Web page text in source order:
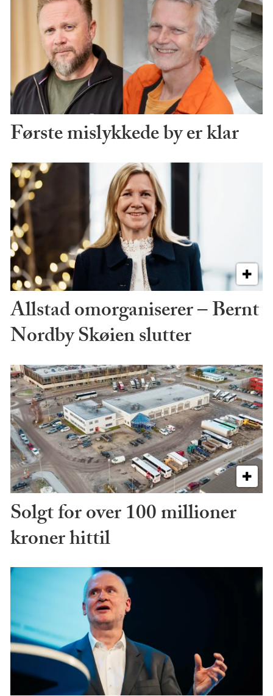
Første mislykkede by er klar
Allstad omorganiserer – Bernt
Nordby Skøien slutter
Solgt for over 100 millioner
kroner hittil